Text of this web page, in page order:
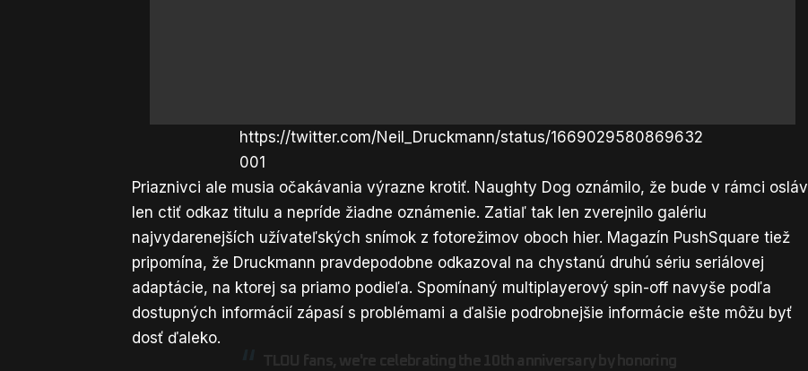
https://twitter.com/Neil_Druckmann/status/1669029580869632
001
Priaznivci ale musia očakávania výrazne krotiť. Naughty Dog oznámilo, že bude v rámci osláv
len ctiť odkaz titulu a nepríde žiadne oznámenie. Zatiaľ tak len zverejnilo galériu
najvydarenejších užívateľských snímok z fotorežimov oboch hier. Magazín PushSquare tiež
pripomína, že Druckmann pravdepodobne odkazoval na chystanú druhú sériu seriálovej
adaptácie, na ktorej sa priamo podieľa. Spomínaný multiplayerový spin-off navyše podľa
dostupných informácií zápasí s problémami a ďalšie podrobnejšie informácie ešte môžu byť
dosť ďaleko.